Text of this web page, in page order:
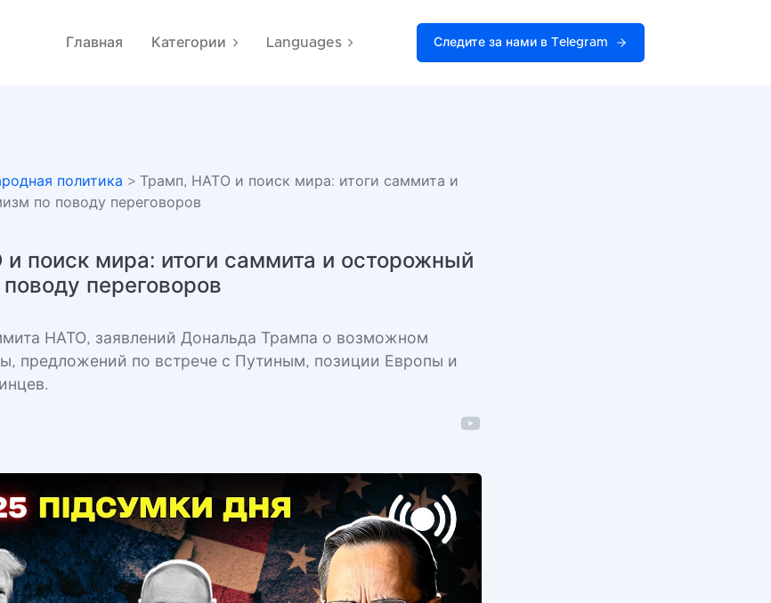
Главная Категории Languages Следите за нами в Telegram
политика > Трамп, НАТО и поиск мира: итоги саммита и
по поводу переговоров
поиск мира: итоги саммита и осторожный
переговоров
НАТО, заявлений Дональда Трампа о возможном
предложений по встрече с Путиным, позиции Европы и